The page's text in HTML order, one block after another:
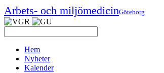
Arbets- och miljömedicinGöteborg
Hem
Nyheter
Kalender